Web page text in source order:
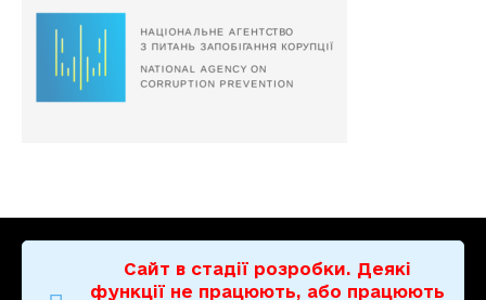
Сайт в стадії розробки. Деякі
функції не працюють, або працюють